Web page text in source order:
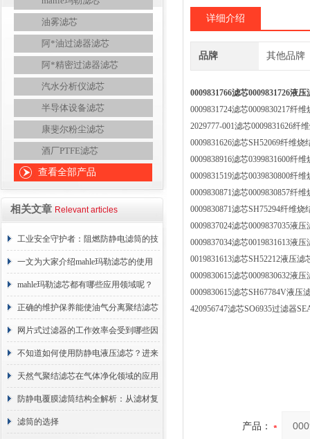
油雾滤芯
阿*油过滤器滤芯
阿*精密过滤器滤芯
汽水分析仪滤芯
半导体设备滤芯
康斐尔粉尘滤芯
酒厂PTFE滤芯
查看全部产品
相关文章 Relevant articles
工业安全守护者：阻燃防静电滤筒的技
术原理与应用解析
一文为大家介绍mahle玛勒滤芯的使用
原理
mahle玛勒滤芯都有哪些应用领域呢？
正确的维护保养能使油气分离聚结滤芯
长期稳定运行
网片式过滤器的工作效率会受到哪些因
素的影响？
不知道如何使用防静电液压滤芯？进来
看
天然气聚结滤芯在气体净化领域的应用
与重要性
防静电覆膜滤筒结构全解析：从滤材复
合到整体成型
滤筒的选择
详细介绍
品牌 其他品牌
0009831766滤芯0009831726液压
0009831724滤芯0009830217纤
2029777-001滤芯0009831626
0009831626滤芯SH52069纤维
0009838916滤芯0399831600纤
0009831519滤芯0039830800纤
0009830871滤芯0009830857纤
0009830871滤芯SH75294纤维
0009837024滤芯0009837035液
0009837034滤芯0019831613液
0019831613滤芯SH52212液压
0009830615滤芯0009830632液
0009830615滤芯SH67784V液
420956747滤芯SO6935过滤器
产品：